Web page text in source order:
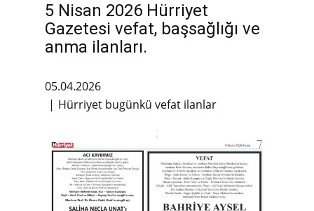
5 Nisan 2026 Hürriyet
Gazetesi vefat, başsağlığı ve
anma ilanları.
05.04.2026
Hürriyet bugünkü vefat ilanlar